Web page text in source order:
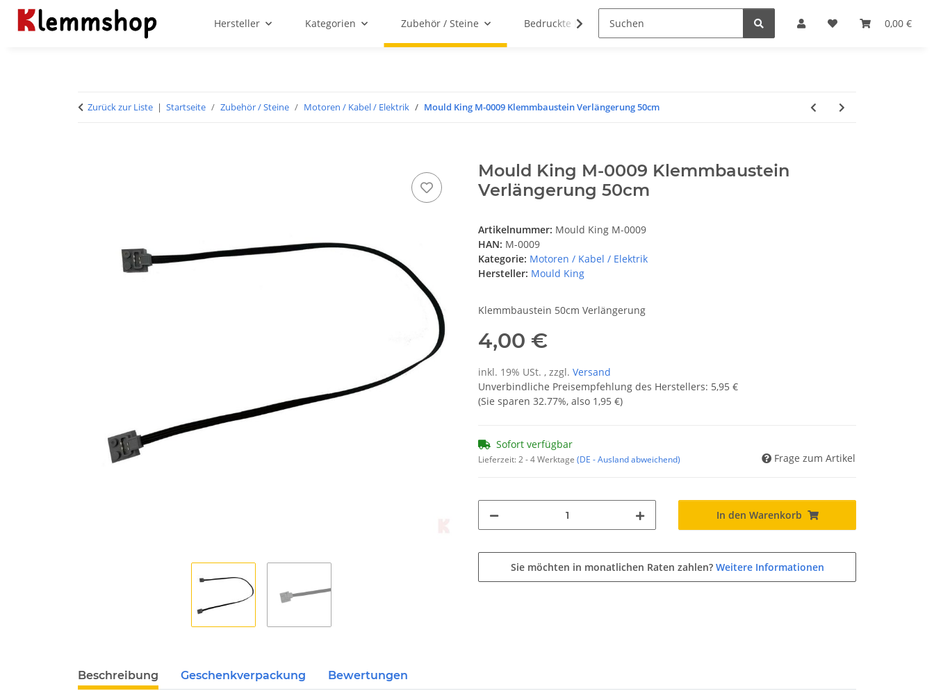
0,00 €
Hersteller Kategorien Zubehör / Steine Bedruckte Klemmbausteine Sonderpreise
Zurück zur Liste Startseite Zubehör / Steine Motoren / Kabel / Elektrik Mould King M-0009 Klemmbaustein Verlängerung 50cm
Mould King M-0009 Klemmbaustein
Verlängerung 50cm
Artikelnummer: Mould King M-0009
HAN: M-0009
Kategorie: Motoren / Kabel / Elektrik
Hersteller: Mould King
Klemmbaustein 50cm Verlängerung
4,00 €
inkl. 19% USt. , zzgl. Versand
Unverbindliche Preisempfehlung des Herstellers: 5,95 €
(Sie sparen 32.77%, also 1,95 €)
Sofort verfügbar
Lieferzeit:2 - 4 Werktage (DE - Ausland abweichend) Frage zum Artikel
In den Warenkorb
Sie möchten in monatlichen Raten zahlen? Weitere Informationen
Beschreibung Geschenkverpackung Bewertungen